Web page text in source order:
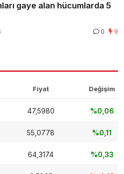
gaye alan hücumlarda 5
0 9
Fiyat Değişim
47,5980 %0,06
55,0778 %0,11
64,3174 %0,33